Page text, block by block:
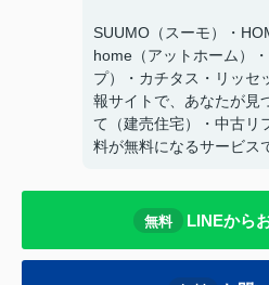
SUUMO（スーモ）・
home（アットホーム）
プ）・カチタス・リッセ
報サイトで、あなたが見
て（建売住宅）・中古リ
料が無料になるサービス
無料 LINEから